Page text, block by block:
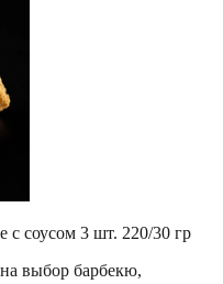
с соусом 3 шт. 220/30 гр
выбор барбекю,